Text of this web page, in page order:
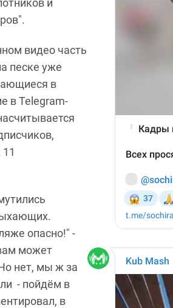
и
видео часть
песке уже
в
в Telegram-
опасно!" -
может
нет, мы ж за
- пойдём в
в